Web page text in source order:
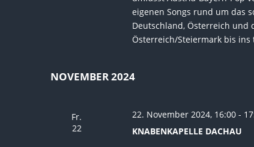
eigenen Songs rund um das
Deutschland, Österreich und
Österreich/Steiermark bis
NOVEMBER 2024
Fr.
22
KNABENKAPELLE DACHAU
22. November 2024, 16:00-